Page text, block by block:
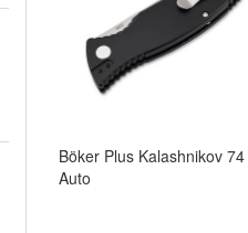
Böker Plus Kalashnikov 74
Auto